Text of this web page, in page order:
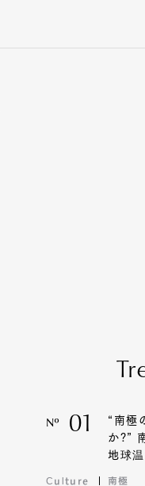
Nº 01
“南極
か?”
地球
Culture 南極